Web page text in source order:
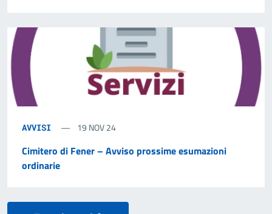
AVVISI 19 NOV 24
Cimitero di Fener – Avviso prossime esumazioni
ordinarie